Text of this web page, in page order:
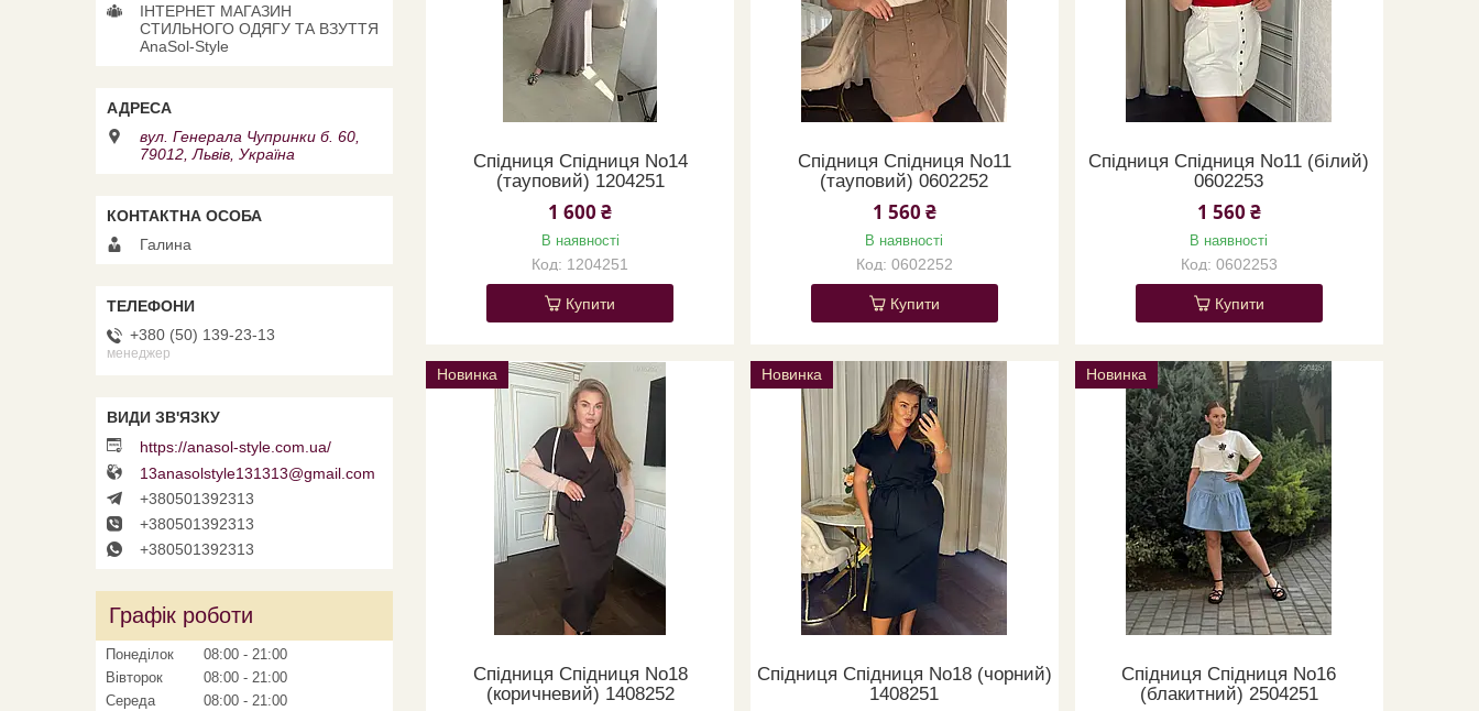
Спідниця Спідниця No14
(тауповий) 1204251
1 600 ₴
В наявності
1204251
Купити
Спідниця Спідниця No11
(тауповий) 0602252
1 560 ₴
В наявності
0602252
Купити
Спідниця Спідниця No11 (білий)
0602253
1 560 ₴
В наявності
0602253
Купити
Новинка
Спідниця Спідниця No18
(коричневий) 1408252
Новинка
Спідниця Спідниця No18 (чорний)
1408251
Новинка
Спідниця Спідниця No16
(блакитний) 2504251
ІНТЕРНЕТ МАГАЗИН
СТИЛЬНОГО ОДЯГУ ТА ВЗУТТЯ
AnaSol-Style
вул. Генерала Чупринки б. 60,
79012, Львів, Україна
Галина
+380 (50) 139-23-13
менеджер
https://anasol-style.com.ua/
13anasolstyle131313@gmail.com
+380501392313
+380501392313
+380501392313
Графік роботи
Понеділок 08:00
21:00
Вівторок
08:00
21:00
Середа
08:00
21:00